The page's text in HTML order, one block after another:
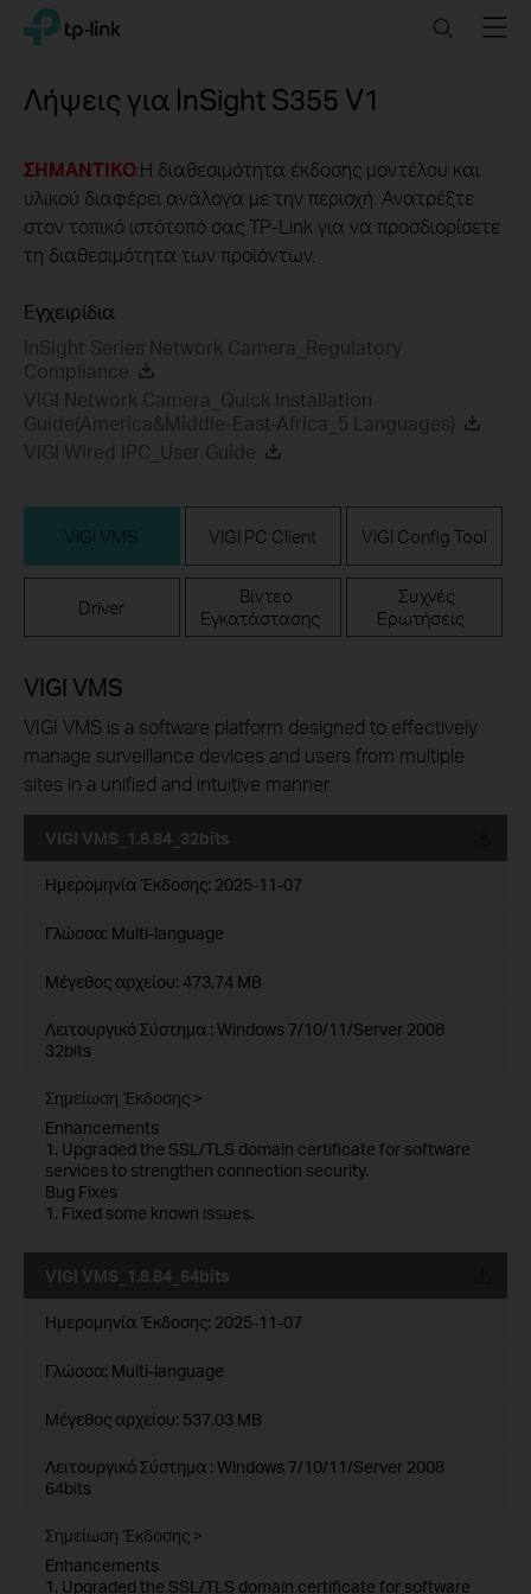
Click
navigation
TP-Link, Reliably Smart SearchMenu
Λήψεις για InSight S355 V1
ΣΗΜΑΝΤΙΚΟ:Η διαθεσιμότητα έκδοσης μοντέλου και
υλικού διαφέρει ανάλογα με την περιοχή. Ανατρέξτε
στον τοπικό ιστότοπό σας TP-Link για να προσδιορίσετε
τη διαθεσιμότητα των προϊόντων.
Εγχειρίδια
InSight Series Network Camera_Regulatory
Compliance
VIGI Network Camera_Quick Installation
Guide(America&Middle-East-Africa_5 Languages)
VIGI Wired IPC_User Guide
VIGI VMS VIGI PC Client VIGI Config Tool
Driver
Βίντεο
Εγκατάστασης
Συχνές
Ερωτήσεις
VIGI VMS
VIGI VMS is a software platform designed to effectively
manage surveillance devices and users from multiple
sites in a unified and intuitive manner.
VIGI VMS_1.8.84_32bits
Ημερομηνία Έκδοσης: 2025-11-07
Γλώσσα: Multi-language
Μέγεθος αρχείου: 473.74 MB
Λειτουργικό Σύστημα : Windows 7/10/11/Server 2008
32bits
Σημείωση Έκδοσης >
Enhancements
1. Upgraded the SSL/TLS domain certificate for software
services to strengthen connection security.
Bug Fixes
1. Fixed some known issues.
VIGI VMS_1.8.84_64bits
Ημερομηνία Έκδοσης: 2025-11-07
Γλώσσα: Multi-language
Μέγεθος αρχείου: 537.03 MB
Λειτουργικό Σύστημα : Windows 7/10/11/Server 2008
64bits
Σημείωση Έκδοσης >
Enhancements
1. Upgraded the SSL/TLS domain certificate for software